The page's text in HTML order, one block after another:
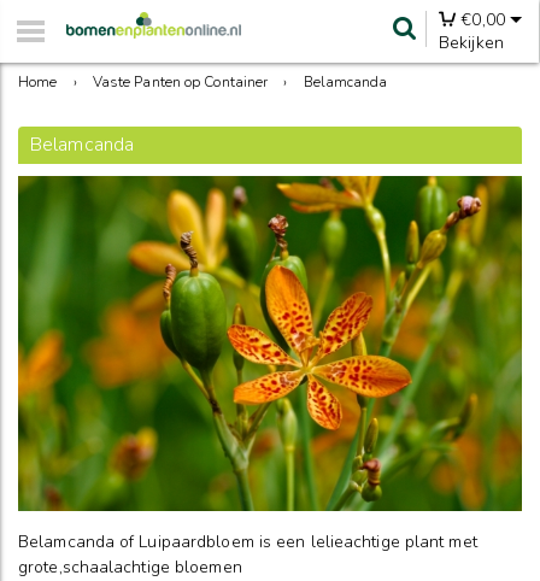
€0,00
Bekijken
Home › Vaste Panten op Container › Belamcanda
Belamcanda
Belamcanda of Luipaardbloem is een lelieachtige plant met
grote,schaalachtige bloemen